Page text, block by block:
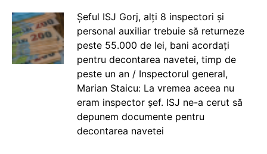
Șeful ISJ Gorj, alți 8 inspectori și
personal auxiliar trebuie să returneze
peste 55.000 de lei, bani acordați
pentru decontarea navetei, timp de
peste un an / Inspectorul general,
Marian Staicu: La vremea aceea nu
eram inspector șef. ISJ ne-a cerut să
depunem documente pentru
decontarea navetei